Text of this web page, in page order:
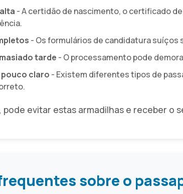
- A certidão de nascimento, o certificado
- Os formulários de candidatura
tarde - O processamento pode
claro - Existem diferentes tipos de
pode evitar estas armadilhas e receber o
sobre o